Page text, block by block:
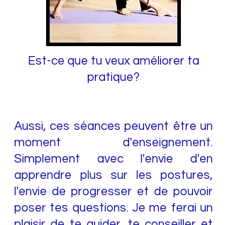
Est-ce que tu veux améliorer ta
pratique?
Aussi, ces séances peuvent être un
moment d'enseignement.
Simplement avec l'envie d'en
apprendre plus sur les postures,
l'envie de progresser et de pouvoir
poser tes questions. Je me ferai un